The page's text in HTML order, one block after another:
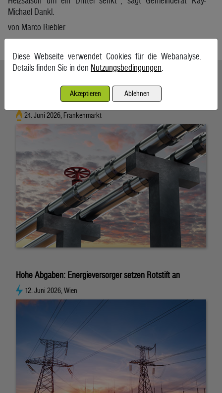
Michael Dankl.
von Marco Riebler
Salzburger Nachrichten
Ähnliche Artikel weiterlesen
Frankenmarkt: Erdgas für Tests abgefackelt
24. Juni 2026, Frankenmarkt
Hohe Abgaben: Energieversorger setzen Rotstift an
12. Juni 2026, Wien
Diese Webseite verwendet Cookies für die Webanalyse.
Details finden Sie in den Nutzungsbedingungen.
Akzeptieren Ablehnen